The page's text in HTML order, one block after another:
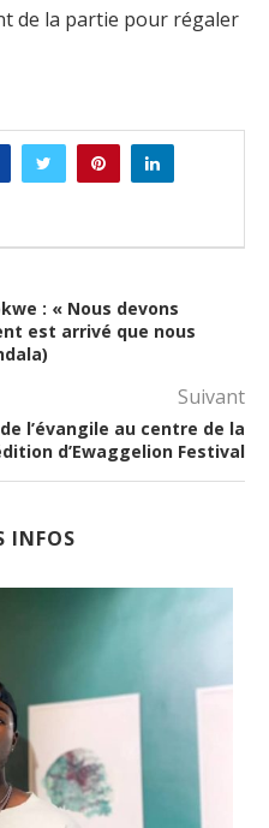
de la partie pour régaler
: « Nous devons
est arrivé que nous
Suivant
l’évangile au centre de la
d’Ewaggelion Festival
INFOS